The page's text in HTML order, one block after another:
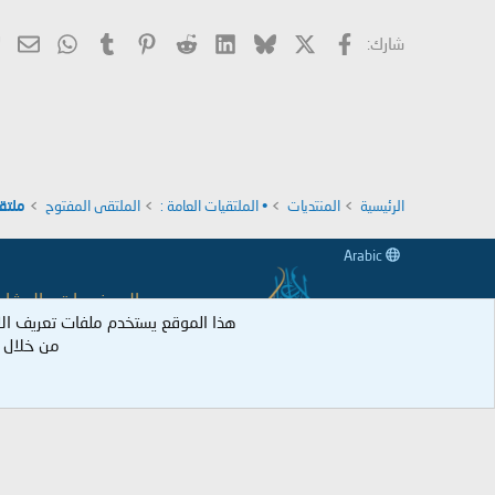
شارك: فيسبوك Bluesky
LinkedIn
Reddit
Pinterest
Tumblr
الرئيسية المنتديات • الملتقيات العامة : الملتقى المفتوح
جميع الموضوعات
وكل عضو نكل
جميع
هذا الموقع يستخدم ملفات تعريف
من خلال